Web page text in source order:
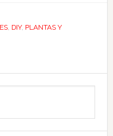
, DIY, PLANTAS Y